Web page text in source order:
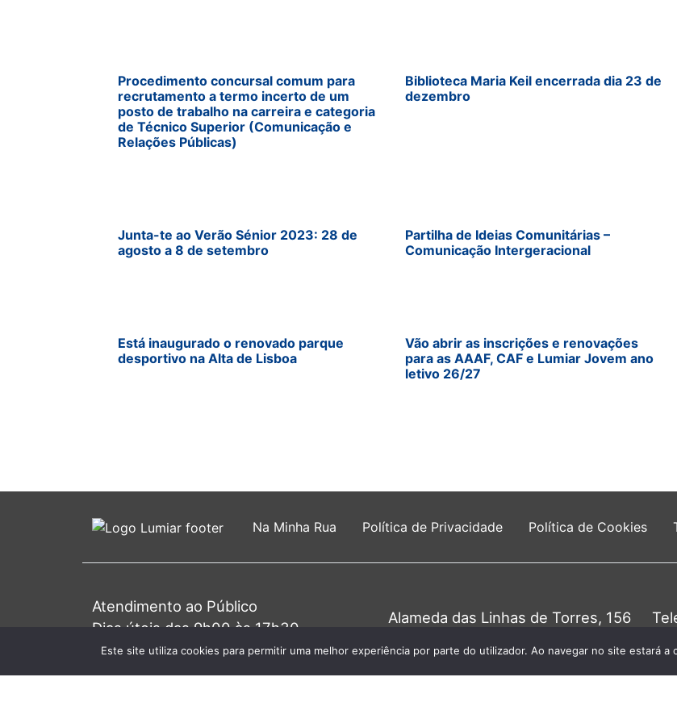
Procedimento concursal comum para
recrutamento a termo incerto de um
posto de trabalho na carreira e categoria
de Técnico Superior (Comunicação e
Relações Públicas)
Biblioteca Maria Keil encerrada dia 23 de
dezembro
Junta-te ao Verão Sénior 2023: 28 de
agosto a 8 de setembro
Partilha de Ideias Comunitárias –
Comunicação Intergeracional
Está inaugurado o renovado parque
desportivo na Alta de Lisboa
Vão abrir as inscrições e renovações
para as AAAF, CAF e Lumiar Jovem ano
letivo 26/27
Na Minha Rua Política de Privacidade Política de Cookies
Atendimento ao Público
Dias úteis das 9h00 às 17h30
Primeira 4ª do mês das 9h00 às 20h00
Alameda das Linhas de Torres, 156
Este site utiliza cookies para permitir uma melhor experiência por parte do utilizador. Ao navegar no site estará a